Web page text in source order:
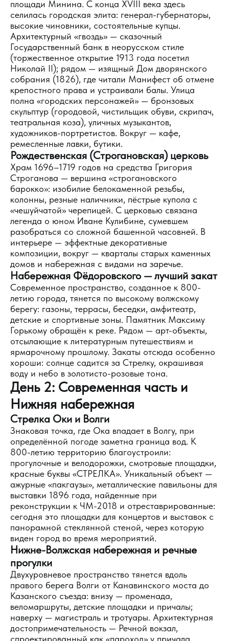
площади Минина. С конца XVIII века здесь
селилась городская элита: генерал-губернаторы,
высокие чиновники, состоятельные купцы.
Архитектурный «гвоздь» — сказочный
Государственный банк в неорусском стиле
(торжественное открытие 1913 года посетил
Николай II); рядом — изящный Дом дворянского
собрания (1826), где читали Манифест об отмене
крепостного права и устраивали балы. Улица
полна «городских персонажей» — бронзовых
скульптур (городовой, чистильщик обуви, скрипач,
театральная коза), уличных музыкантов,
художников-портретистов. Вокруг — кафе,
ремесленные лавки, бутики.
Рождественская (Строгановская) церковь
Храм 1696–1719 годов на средства Григория
Строганова — вершина «строгановского
барокко»: изобилие белокаменной резьбы,
колонны, резные наличники, пёстрые купола с
«чешуйчатой» черепицей. С церковью связана
легенда о юном Иване Кулибине, сумевшем
разобраться со сложной башенной часовней. В
интерьере — эффектные декоративные
композиции, вокруг — кварталы старых каменных
домов и набережная с видами на заречье.
Набережная Фёдоровского — лучший закат
Современное пространство, созданное к 800-
летию города, тянется по высокому волжскому
берегу: газоны, террасы, беседки, амфитеатр,
детские и спортивные зоны. Памятник Максиму
Горькому обращён к реке. Рядом — арт-объекты,
отсылающие к литературным путешествиям и
ярмарочному прошлому. Закаты отсюда особенно
хороши: солнце садится за Стрелку, окрашивая
воду и небо в золотисто-розовые тона.
День 2: Современная часть и
Нижняя набережная
Стрелка Оки и Волги
Знаковая точка, где Ока впадает в Волгу, при
определённой погоде заметна граница вод. К
800-летию территорию благоустроили:
прогулочные и велодорожки, смотровые площадки,
красные буквы «СТРЕЛКА». Уникальный объект —
ажурные «пакгаузы», металлические павильоны для
выставки 1896 года, найденные при
реконструкции к ЧМ-2018 и отреставрированные:
сегодня это площадки для концертов и выставок с
панорамной стеклянной стеной, через которую
виден город во время мероприятий.
Нижне-Волжская набережная и речные
прогулки
Двухуровневое пространство тянется вдоль
правого берега Волги от Канавинского моста до
Казанского съезда: внизу — променада,
веломаршруты, детские площадки и причалы;
наверху — магистраль и тротуары. Архитектурная
достопримечательность — Речной вокзал,
спроектированный как «пароход» у причала.